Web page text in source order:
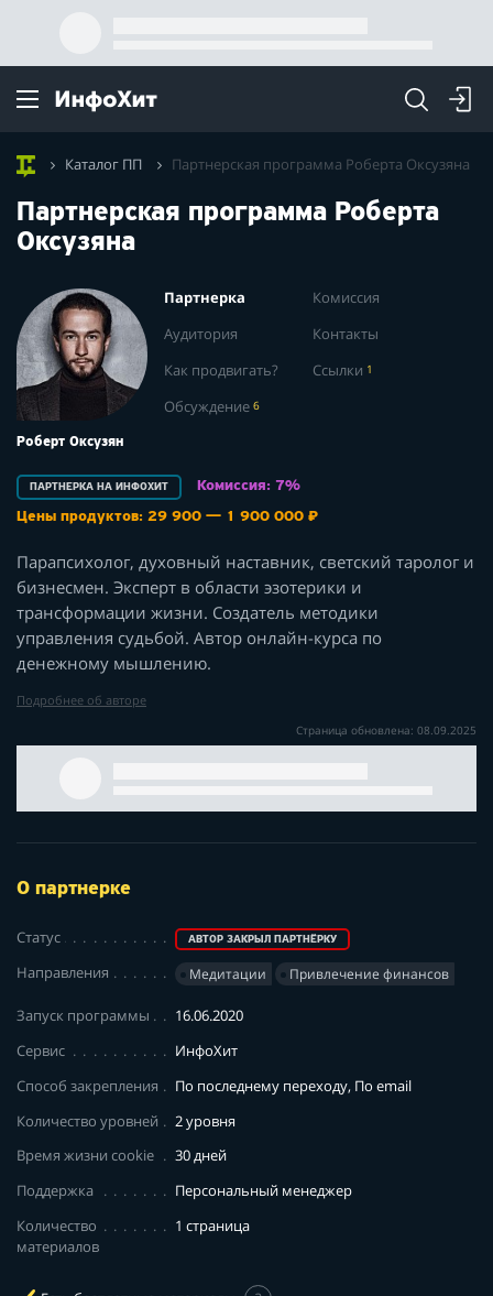
Каталог ПП Партнерская программа Роберта Оксузяна
Партнерская программа Роберта
Оксузяна
Роберт Оксузян
Партнерка
Комиссия
Аудитория
Контакты
Как продвигать?
Ссылки 1
Обсуждение6
ПАРТНЕРКА НА ИНФОХИТ
Комиссия: 7%
Цены продуктов: 29 900 — 1 900 000 ₽
Парапсихолог, духовный наставник, светский таролог и
бизнесмен. Эксперт в области эзотерики и
трансформации жизни. Создатель методики
управления судьбой. Автор онлайн-курса по
денежному мышлению.
Подробнее об авторе
Страница обновлена: 08.09.2025
О партнерке
Статус АВТОР ЗАКРЫЛ ПАРТНЁРКУ
Направления Медитации Привлечение финансов
Запуск программы
16.06.2020
Сервис
ИнфоХит
Способ закрепления
По последнему переходу, По email
Количество уровней
2 уровня
Время жизни cookie
30 дней
Поддержка
Персональный менеджер
Количество
материалов
1 страница